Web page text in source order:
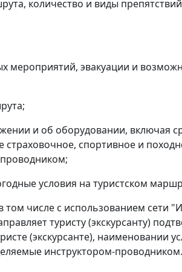
количество и виды
мероприятий, эвакуации и
и об оборудовании, включая
спортивное и
условия на туристском
числе с использованием сети
туристу (экскурсанту)
(экскурсанте), наименовании
инструктором-проводником.